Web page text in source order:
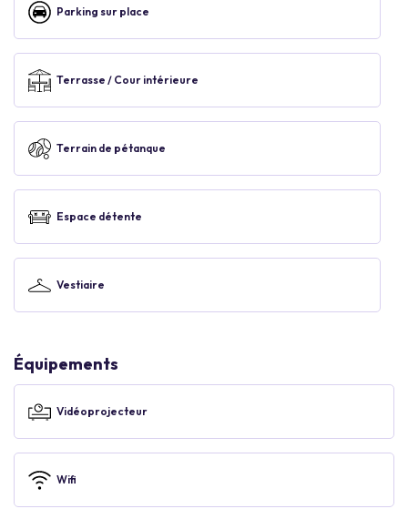
Parking sur place
Terrasse / Cour intérieure
Terrain de pétanque
Espace détente
Vestiaire
Équipements
Vidéoprojecteur
Wifi